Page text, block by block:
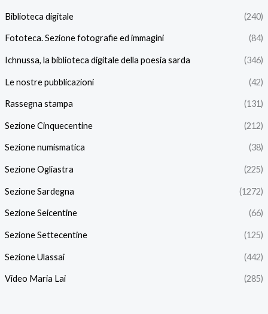
Biblioteca digitale (240)
Fototeca. Sezione fotografie ed immagini (84)
Ichnussa, la biblioteca digitale della poesia sarda (346)
Le nostre pubblicazioni (42)
Rassegna stampa (131)
Sezione Cinquecentine (212)
Sezione numismatica (38)
Sezione Ogliastra (225)
Sezione Sardegna (1272)
Sezione Seicentine (66)
Sezione Settecentine (125)
Sezione Ulassai (442)
Video Maria Lai (285)